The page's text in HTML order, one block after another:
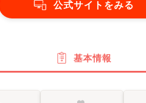
公式サイトをみる
基本情報